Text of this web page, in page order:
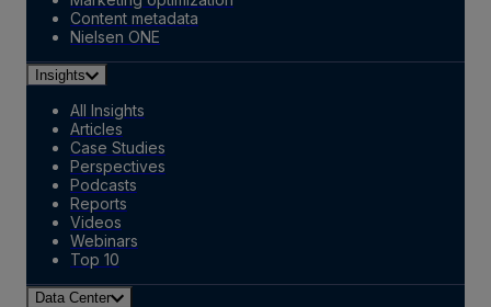
Content metadata
Nielsen ONE
Insights
All Insights
Articles
Case Studies
Perspectives
Podcasts
Reports
Videos
Webinars
Top 10
Data Center